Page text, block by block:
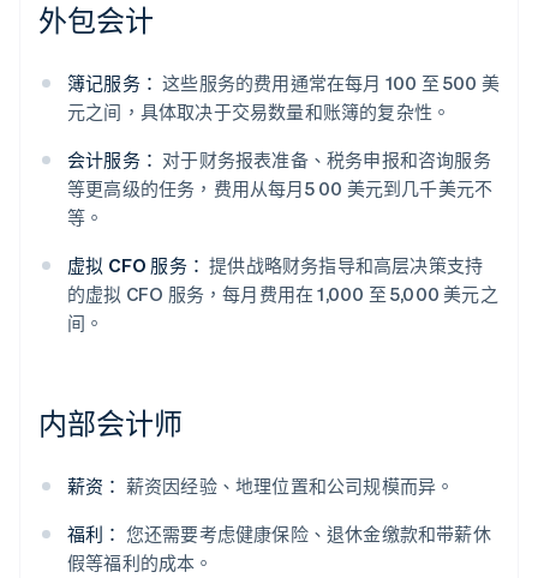
外包会计
簿记服务： 这些服务的费用通常在每月 100 至 500 美
元之间，具体取决于交易数量和账簿的复杂性。
会计服务： 对于财务报表准备、税务申报和咨询服务
等更高级的任务，费用从每月5 00 美元到几千美元不
等。
虚拟 CFO 服务： 提供战略财务指导和高层决策支持
的虚拟 CFO 服务，每月费用在 1,000 至 5,000 美元之
间。
内部会计师
薪资： 薪资因经验、地理位置和公司规模而异。
福利： 您还需要考虑健康保险、退休金缴款和带薪休
假等福利的成本。